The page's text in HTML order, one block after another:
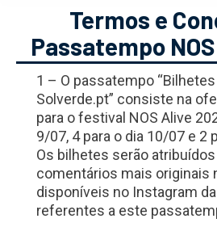
Termos e
Passatempo
1 – O passatempo
Solverde.pt” consiste na
para o festival NOS Alive
9/07, 4 para o dia 10/07 e 2
Os bilhetes serão
comentários mais originais
disponíveis no Instagram
referentes a este